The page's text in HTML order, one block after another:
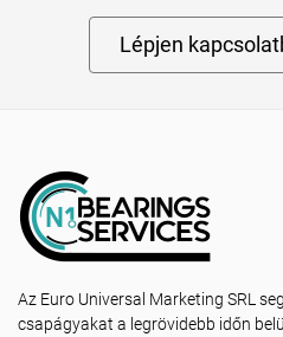
Lépjen
Az Euro Universal Marketing SRL
csapágyakat a legrövidebb időn